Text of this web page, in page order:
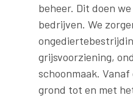
beheer. Dit doen
bedrijven. We
grijsvoorziening,
schoonmaak.
grond tot en met